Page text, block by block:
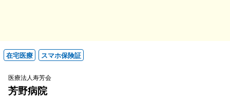
在宅医療 スマホ保険証
医療法人寿芳会
芳野病院